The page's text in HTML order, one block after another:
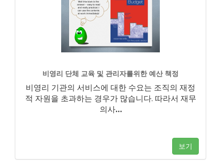
비영리 단체 교육 및 관리자를위한 예산 책정
비영리 기관의 서비스에 대한 수요는 조직의 재정
적 자원을 초과하는 경우가 많습니다. 따라서 재무
의사…
보기